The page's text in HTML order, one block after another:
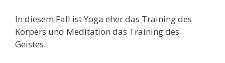
In diesem Fall ist Yoga eher das Training des
Körpers und Meditation das Training des
Geistes.